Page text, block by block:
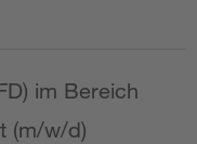
im Bereich
(m/w/d)